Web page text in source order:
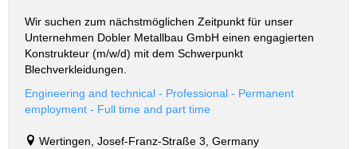
Wir suchen zum nächstmöglichen Zeitpunkt für unser
Unternehmen Dobler Metallbau GmbH einen engagierten
Konstrukteur (m/w/d) mit dem Schwerpunkt
Blechverkleidungen.
Engineering and technical - Professional - Permanent
employment - Full time and part time
Wertingen, Josef-Franz-Straße 3, Germany